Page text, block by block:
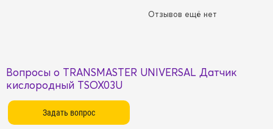
Отзывов ещё нет
Вопросы о TRANSMASTER UNIVERSAL Датчик
кислородный TSOX03U